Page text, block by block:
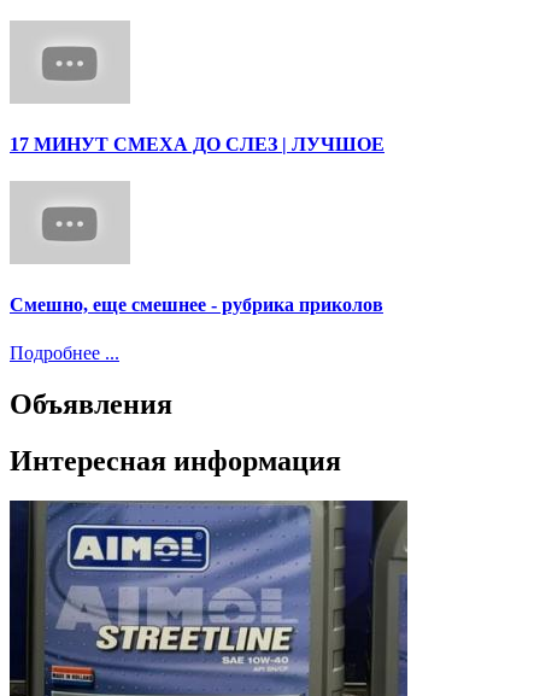
17 МИНУТ СМЕХА ДО СЛЕЗ | ЛУЧШОЕ
Смешно, еще смешнее - рубрика приколов
Подробнее ...
Объявления
Интересная информация